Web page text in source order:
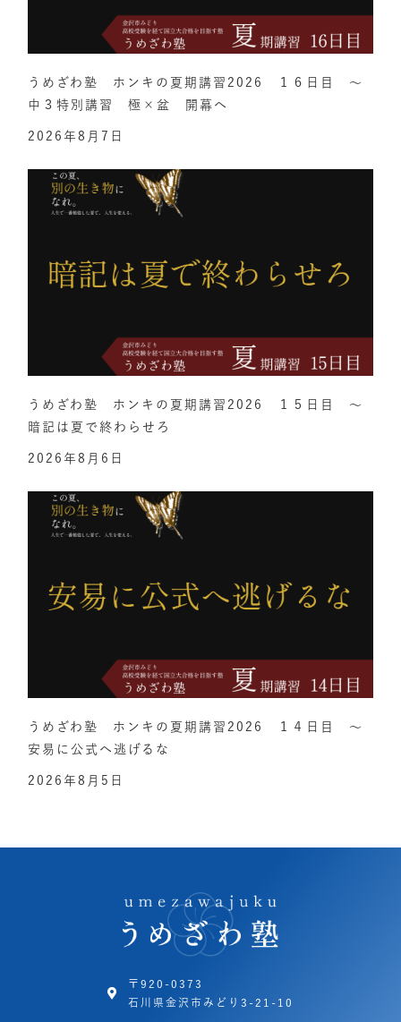
うめざわ塾 ホンキの夏期講習2026 １６日目 ～
中３特別講習 極×盆 開幕へ
2026年8月7日
うめざわ塾 ホンキの夏期講習2026 １５日目 ～
暗記は夏で終わらせろ
2026年8月6日
うめざわ塾 ホンキの夏期講習2026 １４日目 ～
安易に公式へ逃げるな
2026年8月5日
〒920-0373
石川県金沢市みどり3-21-10